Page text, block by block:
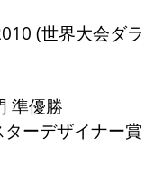
(世界大会ダラ
準優勝
ーデザイナー賞